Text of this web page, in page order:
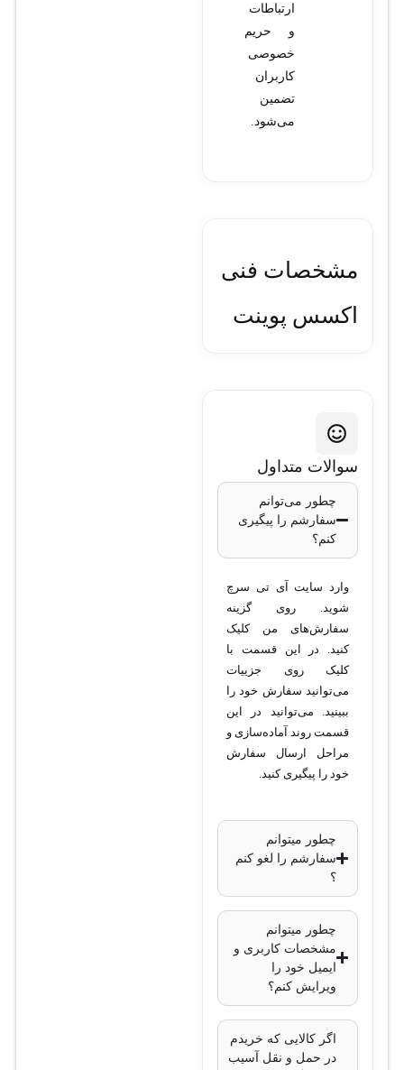
ارتباطات
و حریم
خصوصی
کاربران
تضمین
می‌شود.
مشخصات فنی
اکسس پوینت
RBcAPGi-
5acD2nD-XL
مدل
5acD2nD-XL)
فرکانس‌های
پشتیبانی‌شده : 2.4
گیگاهرتز و 5
گیگاهرتز (Dual-
استاندارد وای‌فای
802.11a/b/g/n/ac
باند 2.4
گیگاهرتز: تا
بر ثانیه
گیگاهرتز: تا
: QCA9556
با سرعت 716
سوالات متداول
چطور می‌توانم
سفارشم را پیگیری
کنم؟
وارد سایت آی تی سرچ
شوید. روی گزینه
سفارش‌های من کلیک
کنید. در این قسمت با
کلیک روی جزییات
می‌توانید سفارش خود را
ببینید. می‌توانید در این
قسمت روند آماده‌سازی و
مراحل ارسال سفارش
خود را پیگیری کنید.
چطور میتوانم
سفارشم را لغو کنم
؟
چطور میتوانم
مشخصات کاربری و
ایمیل خود را
ویرایش کنم؟
اگر کالایی که خریدم
در حمل و نقل آسیب